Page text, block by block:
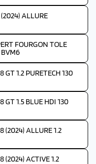
ALLURE
FOURGON TOLE
GT 1.2 PURETECH 130
GT 1.5 BLUE HDI 130
(2024) ALLURE 1.2
(2024) ACTIVE 1.2